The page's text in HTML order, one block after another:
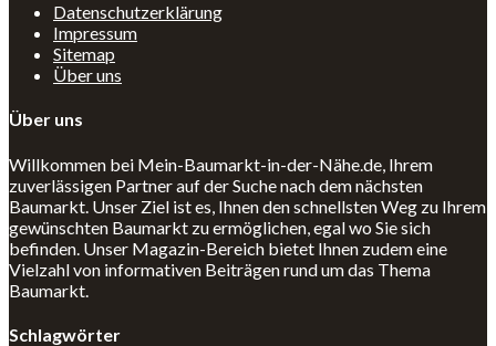
Datenschutzerklärung
Impressum
Sitemap
Über uns
Über uns
Willkommen bei Mein-Baumarkt-in-der-Nähe.de, Ihrem
zuverlässigen Partner auf der Suche nach dem nächsten
Baumarkt. Unser Ziel ist es, Ihnen den schnellsten Weg zu Ihrem
gewünschten Baumarkt zu ermöglichen, egal wo Sie sich
befinden. Unser Magazin-Bereich bietet Ihnen zudem eine
Vielzahl von informativen Beiträgen rund um das Thema
Baumarkt.
Schlagwörter